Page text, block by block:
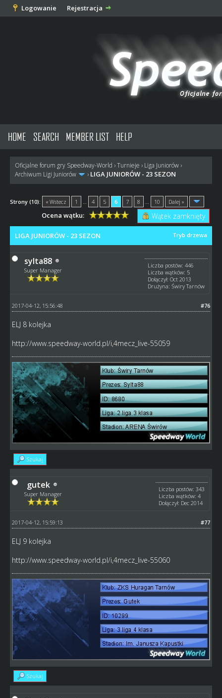
Logowanie Rejestracja
HOME SEARCH MEMBER LIST HELP
Oficjalne forum gry Speedway-World ›Turnieje › Liga Juniorów›
Archiwum Ligi Juniorów
› LIGA JUNIORÓW - 23 SEZON
Strony (10): « Wstecz 1 4 5 6 7 8 10 Dalej »
Wątek zamknięty
Ocena wątku:
Tryb drzewa
LIGA JUNIORÓW - 23 SEZON
sylta88
Super Manager
Liczba postów: 446
Liczba wątków: 5
Dołączył: Oct 2013
Drużyna: Świry Tarnów
#76
2017-04-12, 15:56:48
ELJ 8 kolejka
http://www.speedway-world.pl/i,4mecz_live-55059
Szukaj
gutek
Super Manager
Liczba postów: 343
Liczba wątków: 4
Dołączył: Dec 2014
#77
2017-04-12, 15:59:13
ELJ 9 kolejka
http://www.speedway-world.pl/i,4mecz_live-55060
Szukaj